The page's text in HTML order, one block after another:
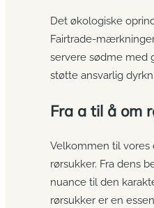
Det økologiske
Fairtrade-
servere sødme med
støtte ansvarlig
Fra a til å om
Velkommen til vores
rørsukker. Fra dens
nuance til den
rørsukker er en